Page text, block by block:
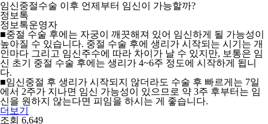
임신중절수술 이후 언제부터 임신이 가능할까?
정보톡
정보톡운영자
■중절 수술 후에는 자궁이 깨끗해져 있어 임신하게 될 가능성이
높아질 수 있습니다. 중절 수술 후에 생리가 시작되는 시기는 개
인마다 그리고 임신주수에 따라 차이가 날 수 있지만, 보통은 임
신 초기 중절 수술 후에는 생리가 4~6주 정도에 시작하게 됩니
다.
■임신중절 후 생리가 시작되지 않더라도 수술 후 빠르게는 7일
에서 2주가 지나면 임신 가능성이 있으므로 약 3주 후부터는 임
신을 원하지 않는다면 피임을 하시는 게 좋습니다.
더보기
조회 6,649